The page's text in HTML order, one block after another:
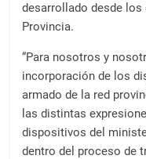
desarrollado desde
Provincia.
“Para nosotros y
incorporación de los
armado de la red
las distintas
dispositivos del
dentro del proceso de